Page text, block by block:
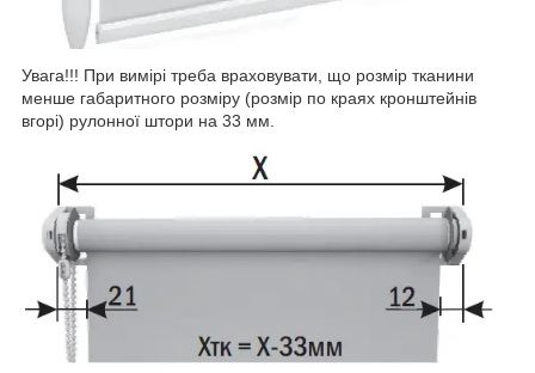
Увага!!! При вимірі треба враховувати, що розмір тканини
менше габаритного розміру (розмір по краях кронштейнів
вгорі) рулонної штори на 33 мм.